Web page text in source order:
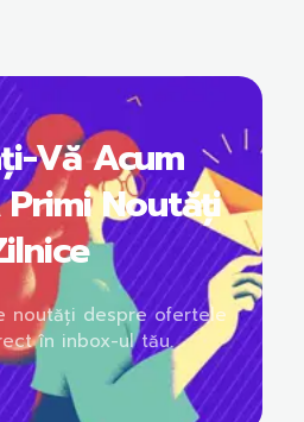
Vă Acum
Noutăți
noutăți despre ofertele
în inbox-ul tău.